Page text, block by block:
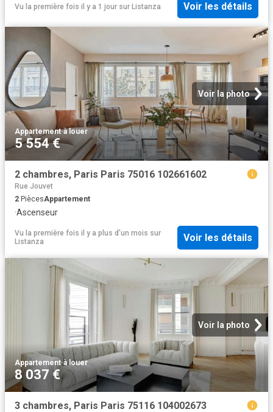
Vu la première fois il y a 1 jour sur Listanza Voir les détails
Voir la photo
Appartement·à louer
5 554 €
2 chambres, Paris Paris 75016 102661602
Rue Jouvet
2 PiècesAppartement
·Ascenseur
Vu la première fois il y a plus d'un mois sur
Listanza
Voir les détails
Voir la photo
Appartement·à louer
8 037 €
3 chambres, Paris Paris 75116 104002673